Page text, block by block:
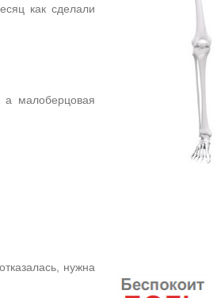
как сделали
а малоберцовая
нужна